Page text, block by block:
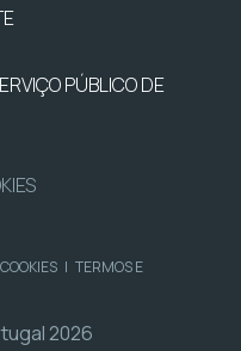
PÚBLICO DE
| TERMOS E
2026